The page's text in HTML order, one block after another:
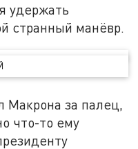
удержать
странный манёвр.
Макрона за палец,
что-то ему